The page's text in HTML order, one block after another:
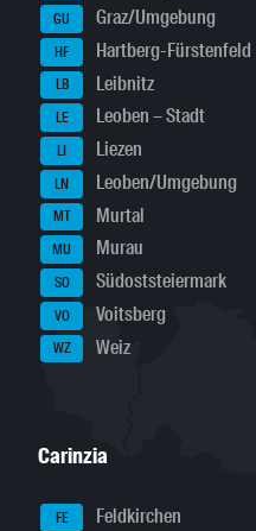
GU Graz/Umgebung
HF Hartberg-Fürstenfeld
LB Leibnitz
LE Leoben – Stadt
LI Liezen
LN Leoben/Umgebung
MT Murtal
MU Murau
SO Südoststeiermark
VO Voitsberg
WZ Weiz
Carinzia
FE Feldkirchen